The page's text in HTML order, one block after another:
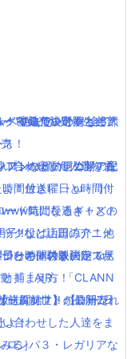
ペイ編で綾野剛と共
合わせした人達をま
気になるキャスト
ひと」の映画館で見
送開始！！【ローソ
クで発売決定！生ピア
プトの新動画公開！配
ード時間長過ぎ！どの
？
ーの体験版のラスボ
捕まえ方！
ームソフトの最新売れ
る］
”魔法使いの嫁”全3部
ロンパ３・レガリアな
！放送曜日と時間付
ク役は山田涼介！他
らキャスト決定！
！「AIR」「CLANN
合わせした人達をま
RAD,ワンオクなど大
！
アンなどのアニメの主
間付き(｀・ω・´)！
子!!など話題のアニメ
と時間付き(｀・ω・
前前前世】が公開2日
よ！
ロンパ３・レガリアな